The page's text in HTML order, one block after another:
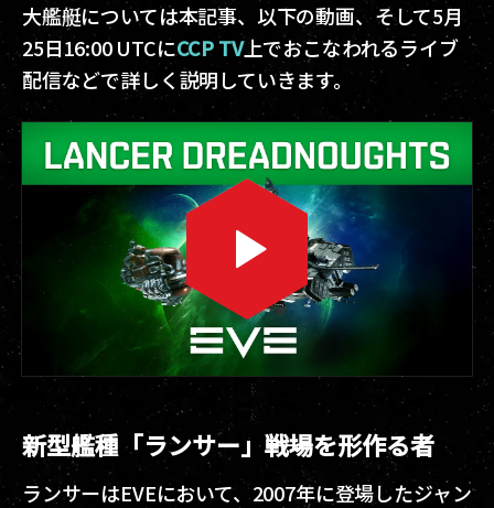
大艦艇については本記事、以下の動画、そして5月
25日16:00 UTCにCCP TV上でおこなわれるライブ
配信などで詳しく説明していきます。
新型艦種「ランサー」――戦場を形作る者
ランサーはEVEにおいて、2007年に登場したジャン